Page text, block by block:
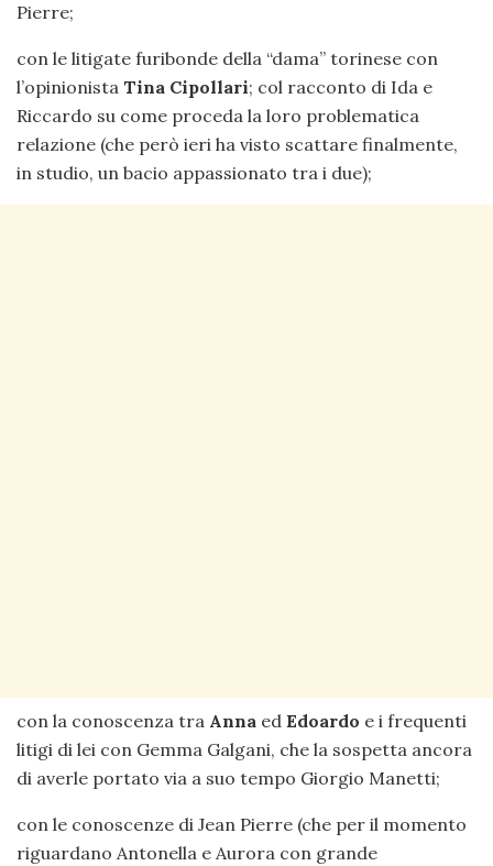
Pierre;
con le litigate furibonde della “dama” torinese con
l’opinionista Tina Cipollari; col racconto di Ida e
Riccardo su come proceda la loro problematica
relazione (che però ieri ha visto scattare finalmente,
in studio, un bacio appassionato tra i due);
con la conoscenza tra Anna ed Edoardo e i frequenti
litigi di lei con Gemma Galgani, che la sospetta ancora
di averle portato via a suo tempo Giorgio Manetti;
con le conoscenze di Jean Pierre (che per il momento
riguardano Antonella e Aurora con grande